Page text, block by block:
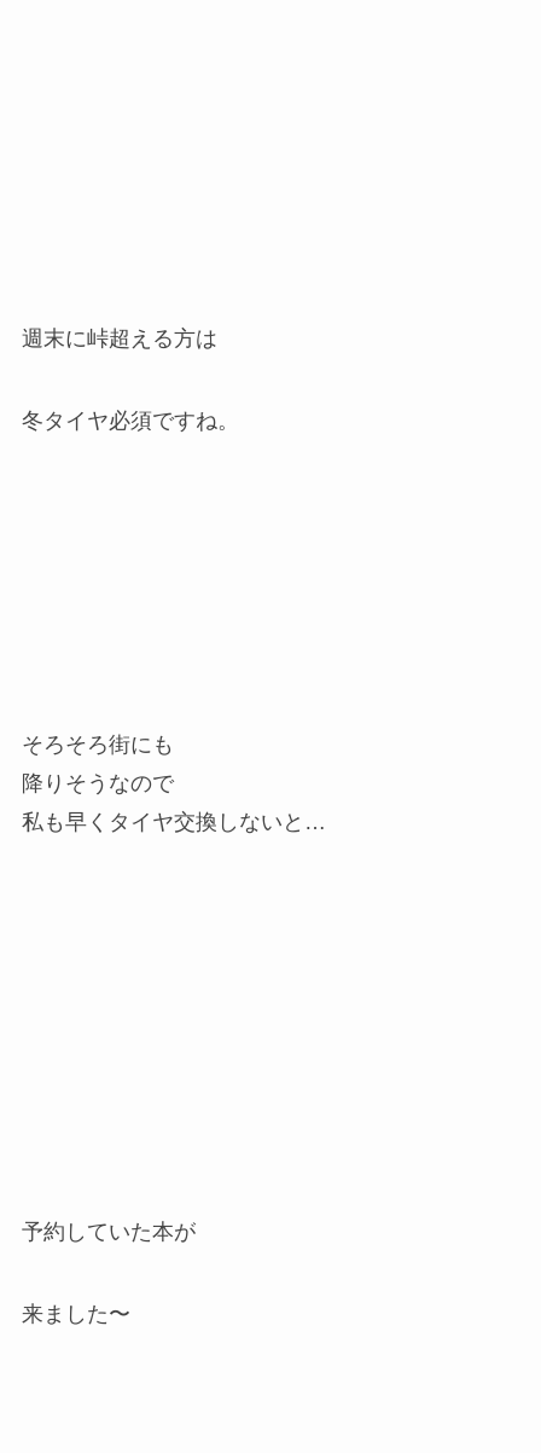
週末に峠超える方は
冬タイヤ必須ですね。
そろそろ街にも
降りそうなので
私も早くタイヤ交換しないと…
予約していた本が
来ました〜